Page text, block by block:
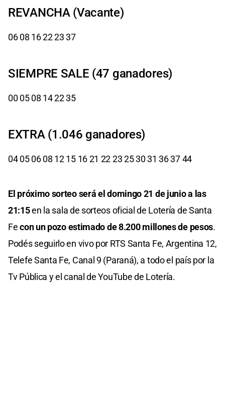
REVANCHA (Vacante)
06 08 16 22 23 37
SIEMPRE SALE (47 ganadores)
00 05 08 14 22 35
EXTRA (1.046 ganadores)
04 05 06 08 12 15 16 21 22 23 25 30 31 36 37 44
El próximo sorteo será el domingo 21 de junio a las
21:15en la sala de sorteos oficial de Lotería de Santa
Fecon un pozo estimado de 8.200 millones de pesos.
Podés seguirlo en vivo por RTS Santa Fe, Argentina 12,
Telefe Santa Fe, Canal 9 (Paraná), a todo el país por la
Tv Pública y el canal de YouTube de Lotería.